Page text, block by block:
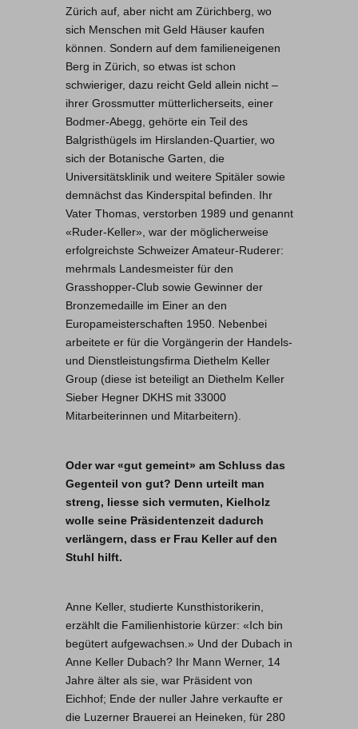
Zürich auf, aber nicht am Zürichberg, wo
sich Menschen mit Geld Häuser kaufen
können. Sondern auf dem familieneigenen
Berg in Zürich, so etwas ist schon
schwieriger, dazu reicht Geld allein nicht –
ihrer Grossmutter mütterlicherseits, einer
Bodmer-Abegg, gehörte ein Teil des
Balgristhügels im Hirslanden-Quartier, wo
sich der Botanische Garten, die
Universitätsklinik und weitere Spitäler sowie
demnächst das Kinderspital befinden. Ihr
Vater Thomas, verstorben 1989 und genannt
«Ruder-Keller», war der möglicherweise
erfolgreichste Schweizer Amateur-Ruderer:
mehrmals Landesmeister für den
Grasshopper-Club sowie Gewinner der
Bronzemedaille im Einer an den
Europameisterschaften 1950. Nebenbei
arbeitete er für die Vorgängerin der Handels-
und Dienstleistungsfirma Diethelm Keller
Group (diese ist beteiligt an Diethelm Keller
Sieber Hegner DKHS mit 33000
Mitarbeiterinnen und Mitarbeitern).
Oder war «gut gemeint» am Schluss das
Gegenteil von gut? Denn urteilt man
streng, liesse sich vermuten, Kielholz
wolle seine Präsidentenzeit dadurch
verlängern, dass er Frau Keller auf den
Stuhl hilft.
Anne Keller, studierte Kunsthistorikerin,
erzählt die Familienhistorie kürzer: «Ich bin
begütert aufgewachsen.» Und der Dubach in
Anne Keller Dubach? Ihr Mann Werner, 14
Jahre älter als sie, war Präsident von
Eichhof; Ende der nuller Jahre verkaufte er
die Luzerner Brauerei an Heineken, für 280